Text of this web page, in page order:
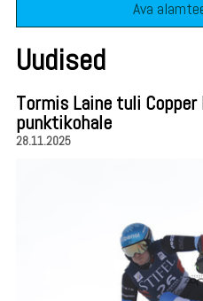
Ava
Uudised
Tormis Laine tuli
punktikohale
28.11.2025